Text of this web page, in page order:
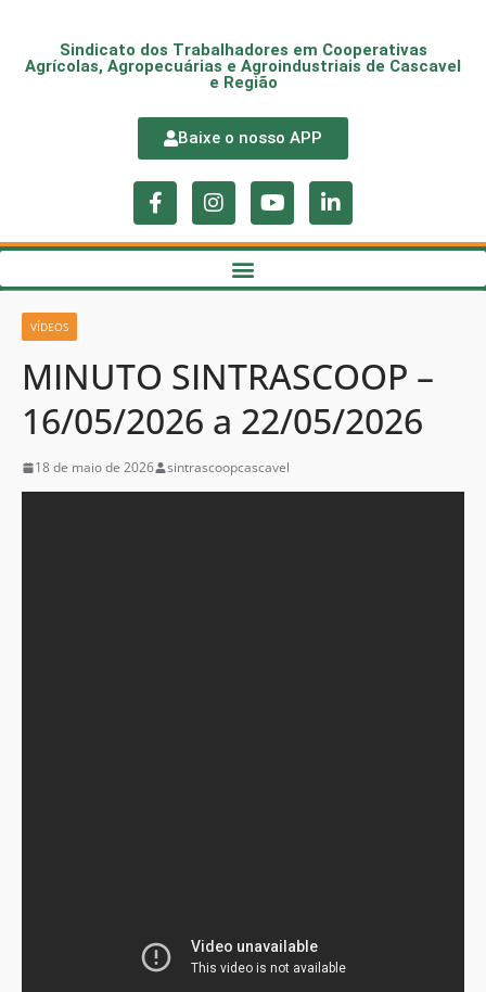
Sindicato dos Trabalhadores em Cooperativas
Agrícolas, Agropecuárias e Agroindustriais de Cascavel
e Região
Baixe o nosso APP
VÍDEOS
MINUTO SINTRASCOOP –
16/05/2026 a 22/05/2026
18 de maio de 2026 sintrascoopcascavel